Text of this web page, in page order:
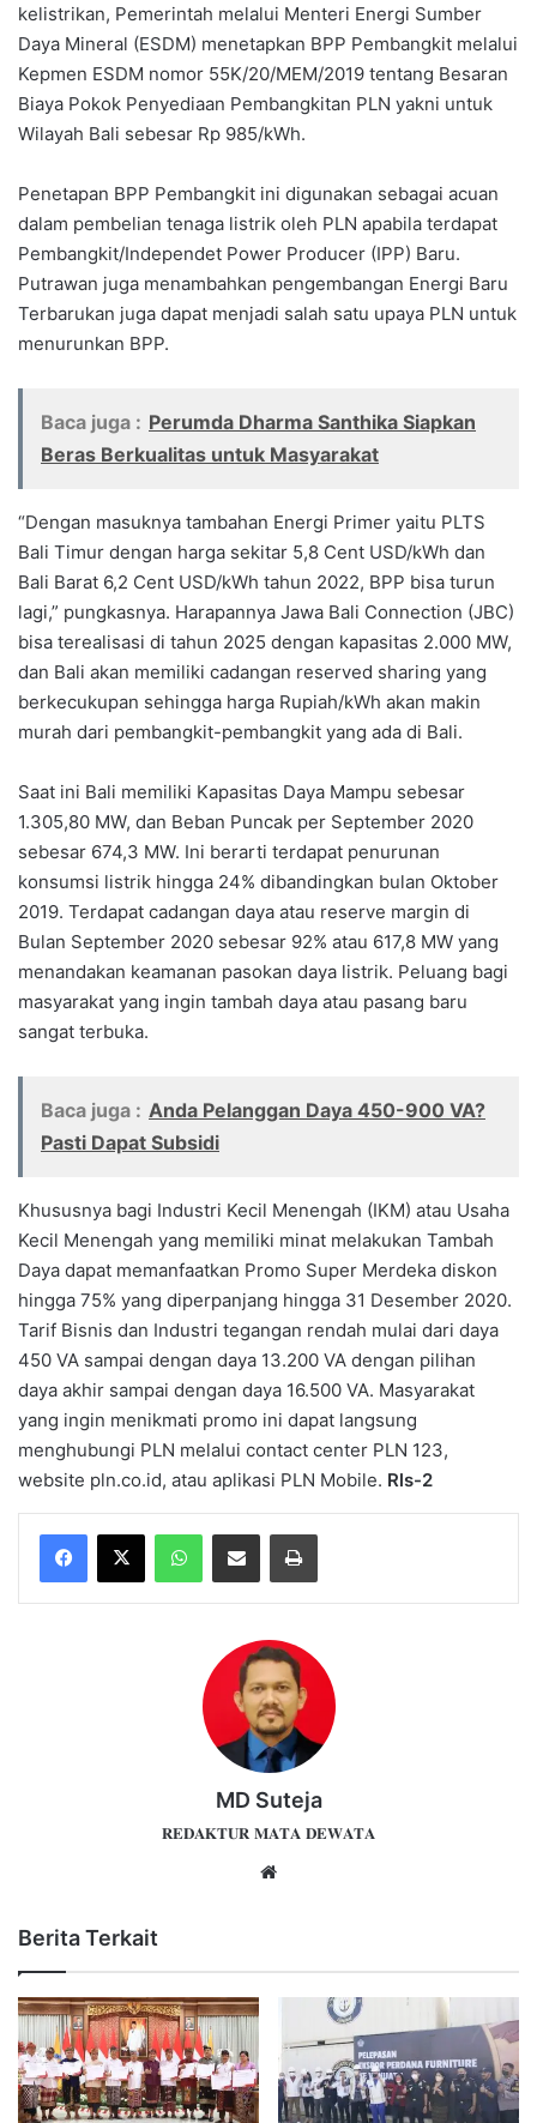
kelistrikan, Pemerintah melalui Menteri Energi Sumber
Daya Mineral (ESDM) menetapkan BPP Pembangkit melalui
Kepmen ESDM nomor 55K/20/MEM/2019 tentang Besaran
Biaya Pokok Penyediaan Pembangkitan PLN yakni untuk
Wilayah Bali sebesar Rp 985/kWh.
Penetapan BPP Pembangkit ini digunakan sebagai acuan
dalam pembelian tenaga listrik oleh PLN apabila terdapat
Pembangkit/Independet Power Producer (IPP) Baru.
Putrawan juga menambahkan pengembangan Energi Baru
Terbarukan juga dapat menjadi salah satu upaya PLN untuk
menurunkan BPP.
Baca juga : Perumda Dharma Santhika Siapkan
Beras Berkualitas untuk Masyarakat
“Dengan masuknya tambahan Energi Primer yaitu PLTS
Bali Timur dengan harga sekitar 5,8 Cent USD/kWh dan
Bali Barat 6,2 Cent USD/kWh tahun 2022, BPP bisa turun
lagi,” pungkasnya. Harapannya Jawa Bali Connection (JBC)
bisa terealisasi di tahun 2025 dengan kapasitas 2.000 MW,
dan Bali akan memiliki cadangan reserved sharing yang
berkecukupan sehingga harga Rupiah/kWh akan makin
murah dari pembangkit-pembangkit yang ada di Bali.
Saat ini Bali memiliki Kapasitas Daya Mampu sebesar
1.305,80 MW, dan Beban Puncak per September 2020
sebesar 674,3 MW. Ini berarti terdapat penurunan
konsumsi listrik hingga 24% dibandingkan bulan Oktober
2019. Terdapat cadangan daya atau reserve margin di
Bulan September 2020 sebesar 92% atau 617,8 MW yang
menandakan keamanan pasokan daya listrik. Peluang bagi
masyarakat yang ingin tambah daya atau pasang baru
sangat terbuka.
Baca juga : Anda Pelanggan Daya 450-900 VA?
Pasti Dapat Subsidi
Khususnya bagi Industri Kecil Menengah (IKM) atau Usaha
Kecil Menengah yang memiliki minat melakukan Tambah
Daya dapat memanfaatkan Promo Super Merdeka diskon
hingga 75% yang diperpanjang hingga 31 Desember 2020.
Tarif Bisnis dan Industri tegangan rendah mulai dari daya
450 VA sampai dengan daya 13.200 VA dengan pilihan
daya akhir sampai dengan daya 16.500 VA. Masyarakat
yang ingin menikmati promo ini dapat langsung
menghubungi PLN melalui contact center PLN 123,
website pln.co.id, atau aplikasi PLN Mobile. Rls-2
WhatsAppShare via Email Print
MD Suteja
𝐑𝐄𝐃𝐀𝐊𝐓𝐔𝐑 𝐌𝐀𝐓𝐀 𝐃𝐄𝐖𝐀𝐓𝐀
Berita Terkait